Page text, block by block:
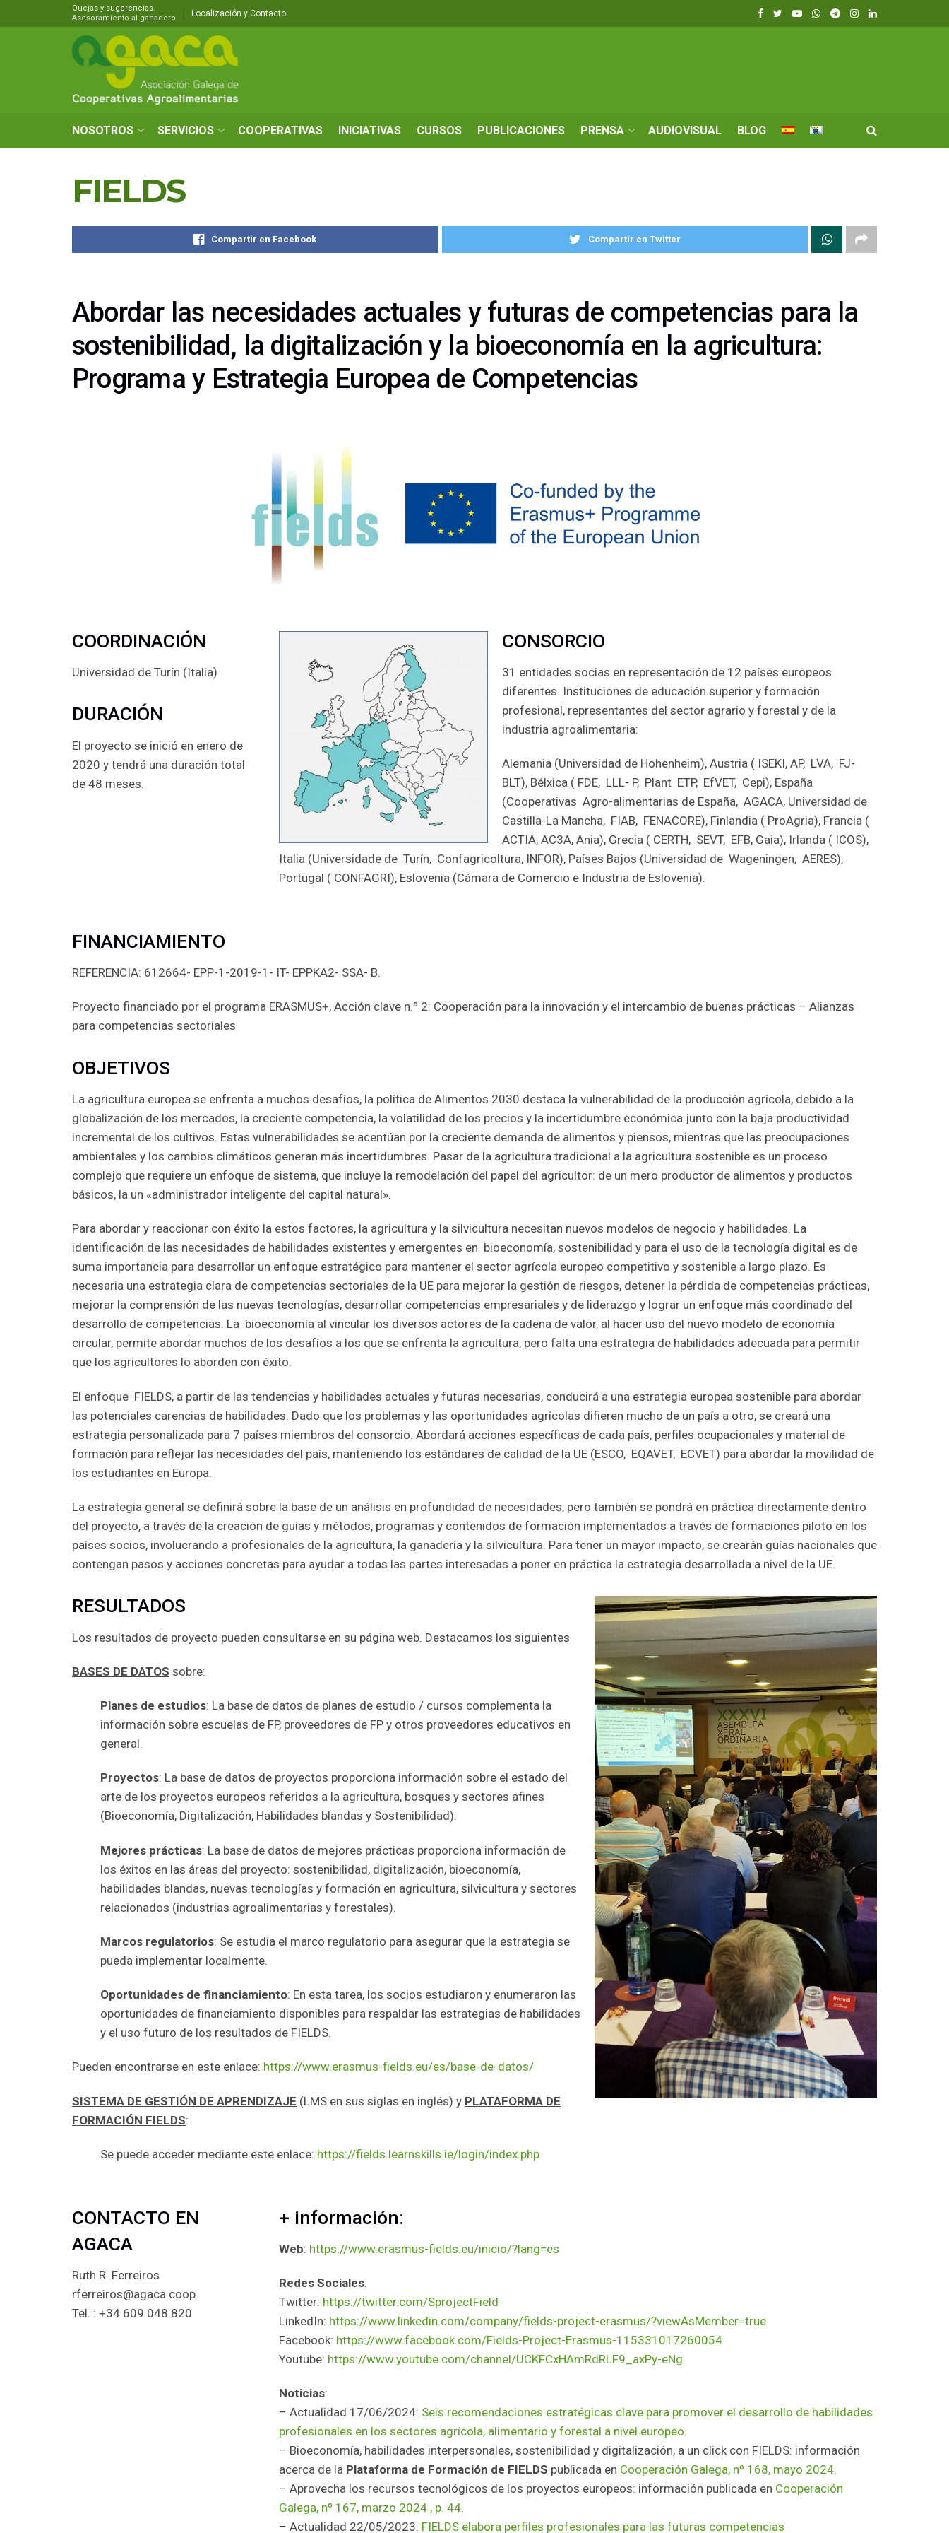
Quejas y sugerencias.
Asesoramiento al ganadero
Localización y Contacto
NOSOTROS SERVICIOS COOPERATIVAS INICIATIVAS CURSOS PUBLICACIONES PRENSA AUDIOVISUAL BLOG
FIELDS
Compartir en Facebook Compartir en Twitter
Abordar las necesidades actuales y futuras de competencias para la
sostenibilidad, la digitalización y la bioeconomía en la agricultura:
Programa y Estrategia Europea de Competencias
COORDINACIÓN
Universidad de Turín (Italia)
DURACIÓN
El proyecto se inició en enero de
2020 y tendrá una duración total
de 48 meses.
CONSORCIO
31 entidades socias en representación de 12 países europeos
diferentes. Instituciones de educación superior y formación
profesional, representantes del sector agrario y forestal y de la
industria agroalimentaria:
Alemania (Universidad de Hohenheim), Austria ( ISEKI, AP, LVA, FJ-
BLT), Bélxica ( FDE, LLL- P, Plant ETP, EfVET, Cepi), España
(Cooperativas Agro-alimentarias de España, AGACA, Universidad de
Castilla-La Mancha, FIAB, FENACORE), Finlandia ( ProAgria), Francia (
ACTIA, AC3A, Ania), Grecia ( CERTH, SEVT, EFB, Gaia), Irlanda ( ICOS),
Italia (Universidade de Turín, Confagricoltura, INFOR), Países Bajos (Universidad de Wageningen, AERES),
Portugal ( CONFAGRI), Eslovenia (Cámara de Comercio e Industria de Eslovenia).
FINANCIAMIENTO
REFERENCIA: 612664- EPP-1-2019-1- IT- EPPKA2- SSA- B.
Proyecto financiado por el programa ERASMUS+, Acción clave n.º 2: Cooperación para la innovación y el intercambio de buenas prácticas – Alianzas
para competencias sectoriales
OBJETIVOS
La agricultura europea se enfrenta a muchos desafíos, la política de Alimentos 2030 destaca la vulnerabilidad de la producción agrícola, debido a la
globalización de los mercados, la creciente competencia, la volatilidad de los precios y la incertidumbre económica junto con la baja productividad
incremental de los cultivos. Estas vulnerabilidades se acentúan por la creciente demanda de alimentos y piensos, mientras que las preocupaciones
ambientales y los cambios climáticos generan más incertidumbres. Pasar de la agricultura tradicional a la agricultura sostenible es un proceso
complejo que requiere un enfoque de sistema, que incluye la remodelación del papel del agricultor: de un mero productor de alimentos y productos
básicos, la un «administrador inteligente del capital natural».
Para abordar y reaccionar con éxito la estos factores, la agricultura y la silvicultura necesitan nuevos modelos de negocio y habilidades. La
identificación de las necesidades de habilidades existentes y emergentes en bioeconomía, sostenibilidad y para el uso de la tecnología digital es de
suma importancia para desarrollar un enfoque estratégico para mantener el sector agrícola europeo competitivo y sostenible a largo plazo. Es
necesaria una estrategia clara de competencias sectoriales de la UE para mejorar la gestión de riesgos, detener la pérdida de competencias prácticas,
mejorar la comprensión de las nuevas tecnologías, desarrollar competencias empresariales y de liderazgo y lograr un enfoque más coordinado del
desarrollo de competencias. La bioeconomía al vincular los diversos actores de la cadena de valor, al hacer uso del nuevo modelo de economía
circular, permite abordar muchos de los desafíos a los que se enfrenta la agricultura, pero falta una estrategia de habilidades adecuada para permitir
que los agricultores lo aborden con éxito.
El enfoque FIELDS, a partir de las tendencias y habilidades actuales y futuras necesarias, conducirá a una estrategia europea sostenible para abordar
las potenciales carencias de habilidades. Dado que los problemas y las oportunidades agrícolas difieren mucho de un país a otro, se creará una
estrategia personalizada para 7 países miembros del consorcio. Abordará acciones específicas de cada país, perfiles ocupacionales y material de
formación para reflejar las necesidades del país, manteniendo los estándares de calidad de la UE (ESCO, EQAVET, ECVET) para abordar la movilidad de
los estudiantes en Europa.
La estrategia general se definirá sobre la base de un análisis en profundidad de necesidades, pero también se pondrá en práctica directamente dentro
del proyecto, a través de la creación de guías y métodos, programas y contenidos de formación implementados a través de formaciones piloto en los
países socios, involucrando a profesionales de la agricultura, la ganadería y la silvicultura. Para tener un mayor impacto, se crearán guías nacionales que
contengan pasos y acciones concretas para ayudar a todas las partes interesadas a poner en práctica la estrategia desarrollada a nivel de la UE.
RESULTADOS
Los resultados de proyecto pueden consultarse en su página web. Destacamos los siguientes
BASES DE DATOS sobre:
Planes de estudios: La base de datos de planes de estudio / cursos complementa la
información sobre escuelas de FP, proveedores de FP y otros proveedores educativos en
general.
Proyectos: La base de datos de proyectos proporciona información sobre el estado del
arte de los proyectos europeos referidos a la agricultura, bosques y sectores afines
(Bioeconomía, Digitalización, Habilidades blandas y Sostenibilidad).
Mejores prácticas: La base de datos de mejores prácticas proporciona información de
los éxitos en las áreas del proyecto: sostenibilidad, digitalización, bioeconomía,
habilidades blandas, nuevas tecnologías y formación en agricultura, silvicultura y sectores
relacionados (industrias agroalimentarias y forestales).
Marcos regulatorios: Se estudia el marco regulatorio para asegurar que la estrategia se
pueda implementar localmente.
Oportunidades de financiamiento: En esta tarea, los socios estudiaron y enumeraron las
oportunidades de financiamiento disponibles para respaldar las estrategias de habilidades
y el uso futuro de los resultados de FIELDS.
Pueden encontrarse en este enlace: https://www.erasmus-fields.eu/es/base-de-datos/
SISTEMA DE GESTIÓN DE APRENDIZAJE (LMS en sus siglas en inglés) y PLATAFORMA DE
FORMACIÓN FIELDS:
Se puede acceder mediante este enlace: https://fields.learnskills.ie/login/index.php
CONTACTO EN
AGACA
Ruth R. Ferreiros
rferreiros@agaca.coop
Tel. : +34 609 048 820
+ información:
Web: https://www.erasmus-fields.eu/inicio/?lang=es
Redes Sociales:
Twitter: https://twitter.com/SprojectField
LinkedIn: https://www.linkedin.com/company/fields-project-erasmus/?viewAsMember=true
Facebook: https://www.facebook.com/Fields-Project-Erasmus-115331017260054
Youtube: https://www.youtube.com/channel/UCKFCxHAmRdRLF9_axPy-eNg
Noticias:
– Actualidad 17/06/2024: Seis recomendaciones estratégicas clave para promover el desarrollo de habilidades
profesionales en los sectores agrícola, alimentario y forestal a nivel europeo.
– Bioeconomía, habilidades interpersonales, sostenibilidad y digitalización, a un click con FIELDS: información
acerca de laPlataforma de Formación de FIELDS publicada en Cooperación Galega, nº 168, mayo 2024.
– Aprovecha los recursos tecnológicos de los proyectos europeos: información publicada en Cooperación
Galega, nº 167, marzo 2024 , p. 44.
– Actualidad 22/05/2023: FIELDS elabora perfiles profesionales para las futuras competencias